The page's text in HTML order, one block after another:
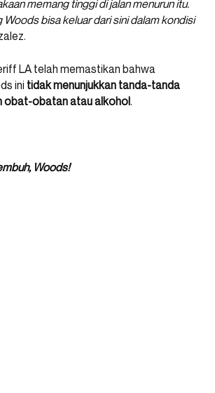
memang tinggi di jalan menurun itu.
bisa keluar dari sini dalam kondisi
LA telah memastikan bahwa
ini tidak menunjukkan tanda-tanda
obat-obatan atau alkohol.
Woods!